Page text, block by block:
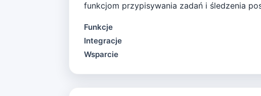
funkcjom przypisywania zadań i śledzenia
Funkcje
Integracje
Wsparcie